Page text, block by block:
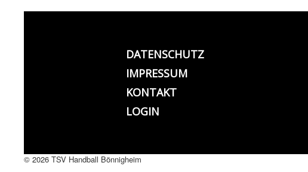
DATENSCHUTZ
IMPRESSUM
KONTAKT
LOGIN
© 2026 TSV Handball Bönnigheim